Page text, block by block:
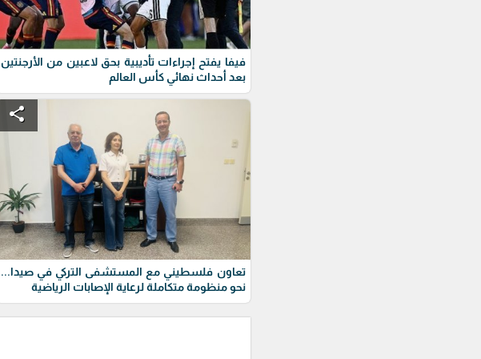
فيفا يفتح إجراءات تأديبية بحق لاعبين من الأرجنتين
بعد أحداث نهائي كأس العالم
share
تعاون فلسطيني مع المستشفى التركي في صيدا...
نحو منظومة متكاملة لرعاية الإصابات الرياضية